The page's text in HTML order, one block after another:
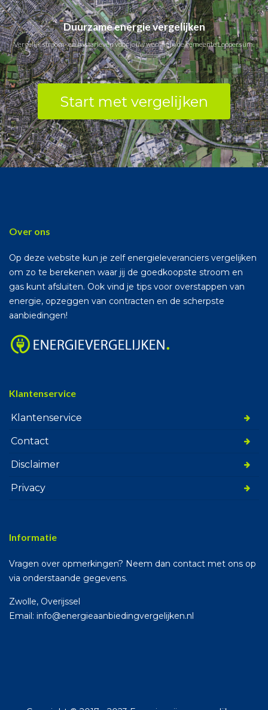
Duurzame energie vergelijken
Vergelijk stroom- en gastarieven voor jouw woning in de gemeente Loppersum.
Start met vergelijken
Over ons
Op deze website kun je zelf energieleveranciers vergelijken
om zo te berekenen waar jij de goedkoopste stroom en
gas kunt afsluiten. Ook vind je tips voor overstappen van
energie, opzeggen van contracten en de scherpste
aanbiedingen!
Klantenservice
Klantenservice
Contact
Disclaimer
Privacy
Informatie
Vragen over opmerkingen? Neem dan contact met ons op
via onderstaande gegevens.
Zwolle, Overijssel
Email: info@energieaanbiedingvergelijken.nl